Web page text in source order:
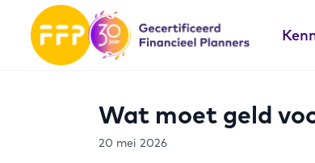
Wat moet geld
20 mei 2026